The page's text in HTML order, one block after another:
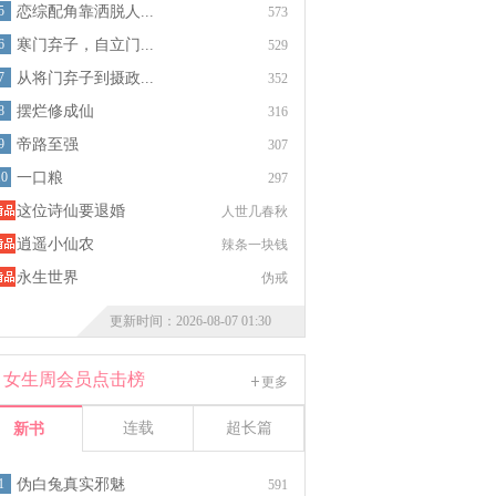
573
恋综配角靠洒脱人...
529
寒门弃子，自立门...
352
从将门弃子到摄政...
316
摆烂修成仙
307
帝路至强
297
一口粮
人世几春秋
这位诗仙要退婚
辣条一块钱
逍遥小仙农
伪戒
永生世界
更新时间：2026-08-07 01:30
更多
女生周会员点击榜
新书 连载 超长篇
591
1 伪白兔真实邪魅